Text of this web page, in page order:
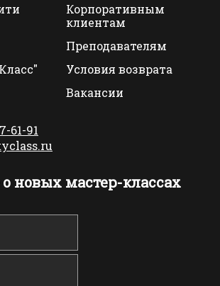
Корпоративным
клиентам
Преподавателям
Условия возврата
Вакансии
61-91
о новых мастер-классах